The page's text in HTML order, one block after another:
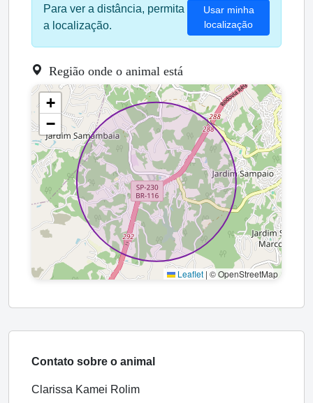
Para ver a distância, permita
a localização.
Usar minha
localização
Região onde o animal está
+
−
Leaflet | © OpenStreetMap
Contato sobre o animal
Clarissa Kamei Rolim